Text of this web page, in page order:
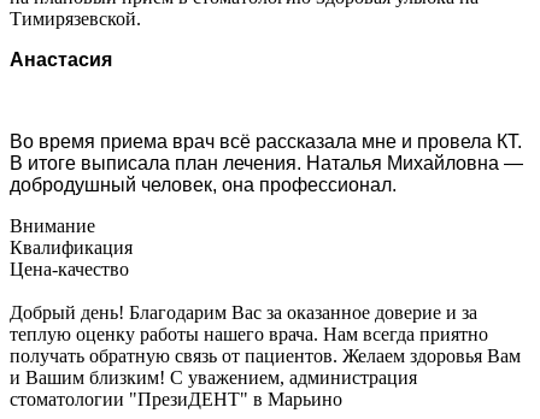
Тимирязевской.
Анастасия
Во время приема врач всё рассказала мне и провела КТ.
В итоге выписала план лечения. Наталья Михайловна —
добродушный человек, она профессионал.
Внимание
Квалификация
Цена-качество
Добрый день! Благодарим Вас за оказанное доверие и за
теплую оценку работы нашего врача. Нам всегда приятно
получать обратную связь от пациентов. Желаем здоровья Вам
и Вашим близким! С уважением, администрация
стоматологии "ПрезиДЕНТ" в Марьино